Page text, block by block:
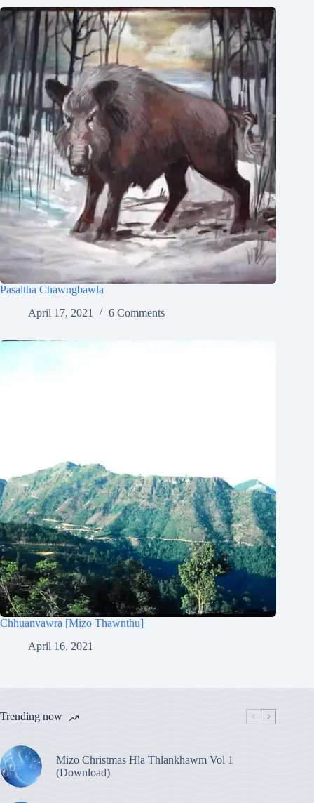
Pasaltha Chawngbawla
April 17, 2021
6 Comments
Chhuanvawra [Mizo Thawnthu]
April 16, 2021
Trending now
Mizo Christmas Hla Thlankhawm Vol 1
(Download)